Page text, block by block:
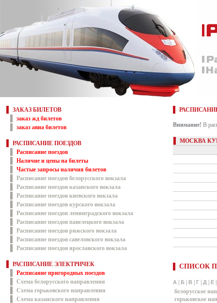
ЗАКАЗ БИЛЕТОВ
заказ жд билетов
заказ авиа билетов
РАСПИСАНИЕ ПОЕЗДОВ
Расписание поездов
Наличие и цены на билеты
Частые запросы наличия билетов
Расписание поездов белорусского вокзала
Расписание поездов казанского вокзала
Расписание поездов киевского вокзала
Расписание поездов курского вокзала
Расписание поездов ленинградского вокзала
Расписание поездов павелецкого вокзала
Расписание поездов рижского вокзала
Расписание поездов савеловского вокзала
Расписание поездов ярославского вокзала
РАСПИСАНИЕ ЭЛЕКТРИЧЕК
Расписание пригородных поездов
Схема белорусского направления
Схема горьковского направления
Схема казанского направления
Внимание! В
МОСКВА
СПИСОК
А Б В Г Д Е
белорусское
горьковское